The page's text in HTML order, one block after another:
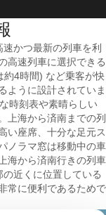
かつ最新の列車を利
高速列車に選択できる
約4時間) など乗客が快
ように設計されていま
時刻表や素晴らしい
上海から済南までの列
い座席、十分な足元ス
ノラマ窓は移動中の車
海から済南行きの列車
近くに位置している
常に便利であるためで